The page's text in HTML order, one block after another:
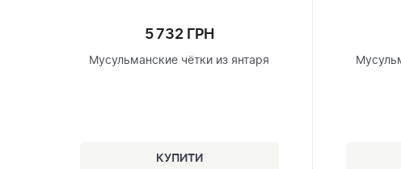
5 732 ГРН
Мусульманские чётки из янтаря